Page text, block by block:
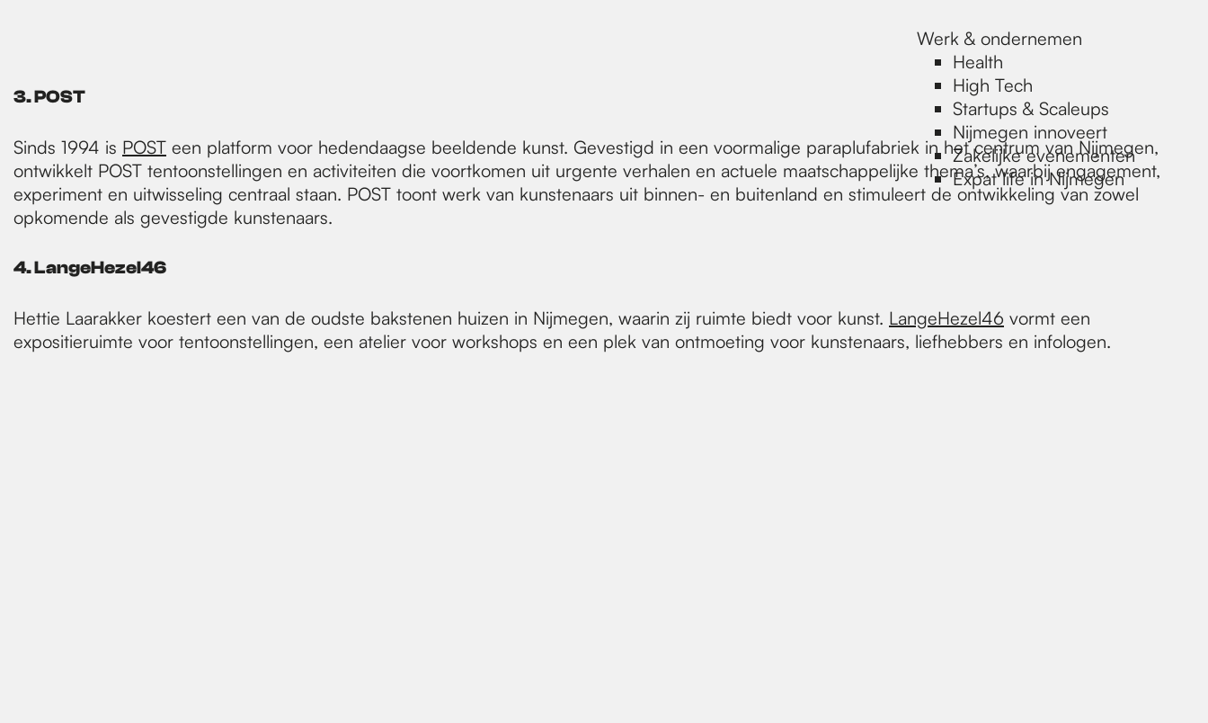
Werk & ondernemen
Health
High Tech
Startups & Scaleups
Nijmegen innoveert
Zakelijke evenementen
Expat life in Nijmegen
​3. POST
Sinds 1994 is POST een platform voor hedendaagse beeldende kunst. Gevestigd in een voormalige paraplufabriek in het centrum van Nijmegen,
ontwikkelt POST tentoonstellingen en activiteiten die voortkomen uit urgente verhalen en actuele maatschappelijke thema’s, waarbij engagement,
experiment en uitwisseling centraal staan. POST toont werk van kunstenaars uit binnen- en buitenland en stimuleert de ontwikkeling van zowel
opkomende als gevestigde kunstenaars.
4. LangeHezel46
Hettie Laarakker koestert een van de oudste bakstenen huizen in Nijmegen, waarin zij ruimte biedt voor kunst. LangeHezel46 vormt een
expositieruimte voor tentoonstellingen, een atelier voor workshops en een plek van ontmoeting voor kunstenaars, liefhebbers en infologen.